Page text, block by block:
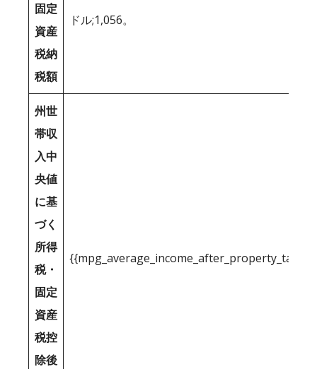
固定
資産
税納
税額
ドル;1,056。
州世
帯収
入中
央値
に基
づく
所得
税・
固定
資産
税控
除後